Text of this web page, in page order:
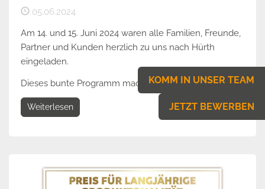
05.06.2024
Am 14. und 15. Juni 2024 waren alle Familien, Freunde,
Partner und Kunden herzlich zu uns nach Hürth
eingeladen.
Dieses bunte Programm machte der...
Weiterlesen
KOMM IN UNSER TEAM
JETZT BEWERBEN